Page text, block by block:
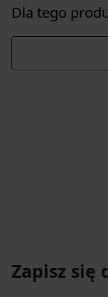
Dla tego
Zapisz się